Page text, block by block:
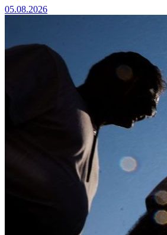
05.08.2026